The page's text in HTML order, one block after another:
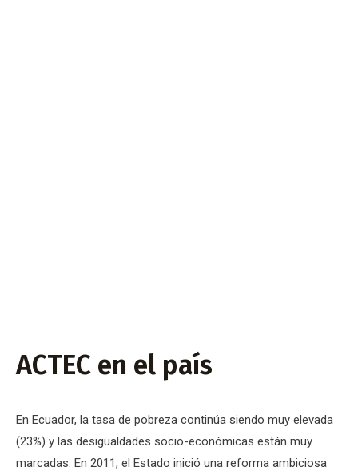
ACTEC en el país
En Ecuador, la tasa de pobreza continúa siendo muy elevada
(23%) y las desigualdades socio-económicas están muy
marcadas. En 2011, el Estado inició una reforma ambiciosa